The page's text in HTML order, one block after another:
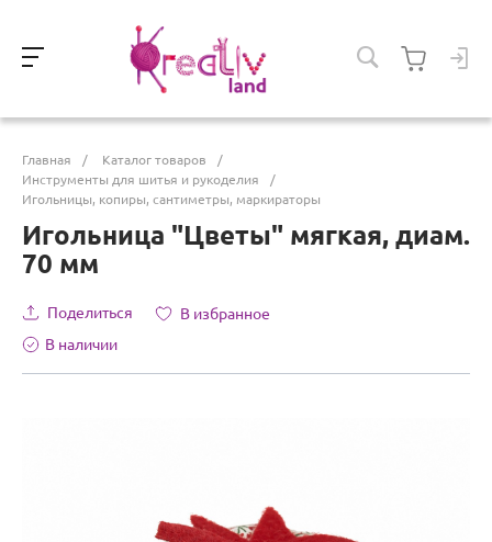
Главная / Каталог товаров
/
Инструменты для шитья и рукоделия
/
Игольницы, копиры, сантиметры, маркираторы
Игольница "Цветы" мягкая, диам.
70 мм
Поделиться
В избранное
В наличии